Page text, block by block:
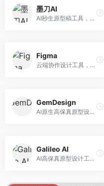
墨刀AI
AI秒生原型稿工具，专注于快速原型设计。面向产品经理和设计师，提供原型生成、交互设计、团队协作等服务，原型制作效率高。
Figma
云端协作设计工具，整合AI设计辅助功能。面向UI/UX设计师和产品团队，提供界面设计、原型制作、团队协作等服务，协作功能强大，是UI设计领域的标杆产品。
GemDesign
AI原生高保真原型设计工具，专注于智能设计生成。面向设计师，提供界面生成、设计优化、原型制作等服务，设计自动化程度高。
Galileo AI
AI高保真原型设计工具，专注于UI界面生成。面向设计师和产品团队，提供界面生成、交互设计、设计优化等服务，界面质量高。